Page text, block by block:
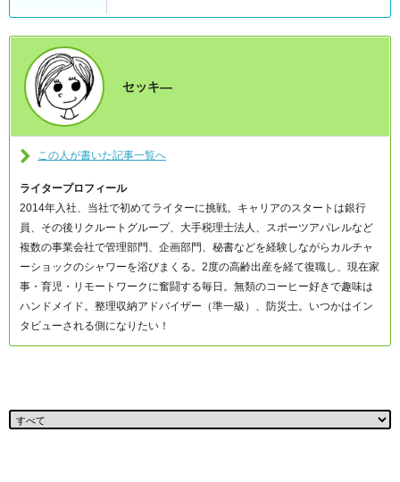
セッキ―
この人が書いた記事一覧へ
ライタープロフィール
2014年入社、当社で初めてライターに挑戦。キャリアのスタートは銀行
員、その後リクルートグループ、大手税理士法人、スポーツアパレルなど
複数の事業会社で管理部門、企画部門、秘書などを経験しながらカルチャ
ーショックのシャワーを浴びまくる。2度の高齢出産を経て復職し、現在家
事・育児・リモートワークに奮闘する毎日。無類のコーヒー好きで趣味は
ハンドメイド。整理収納アドバイザー（準一級）、防災士。いつかはイン
タビューされる側になりたい！